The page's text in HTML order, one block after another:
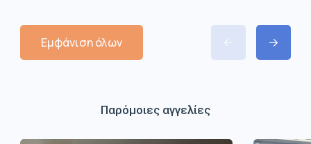
Εμφάνιση όλων
Παρόμοιες αγγελίες